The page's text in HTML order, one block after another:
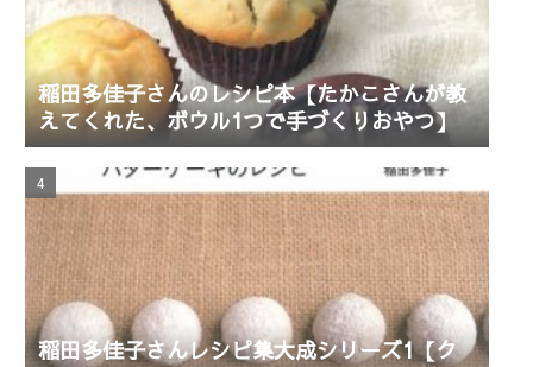
稲田多佳子さんのレシピ本【たかこさんが教
えてくれた、ボウル1つで手づくりおやつ】
稲田多佳子さんレシピ集大成シリーズ1【ク